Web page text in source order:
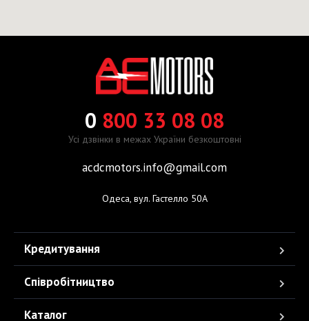
0 800 33 08 08
Усі дзвінки в межах України безкоштовні
acdcmotors.info@gmail.com
Одеса, вул. Гастелло 50А
Кредитування
Співробітництво
Каталог